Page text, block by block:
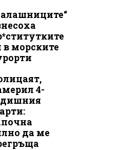
в морските
4-
да ме